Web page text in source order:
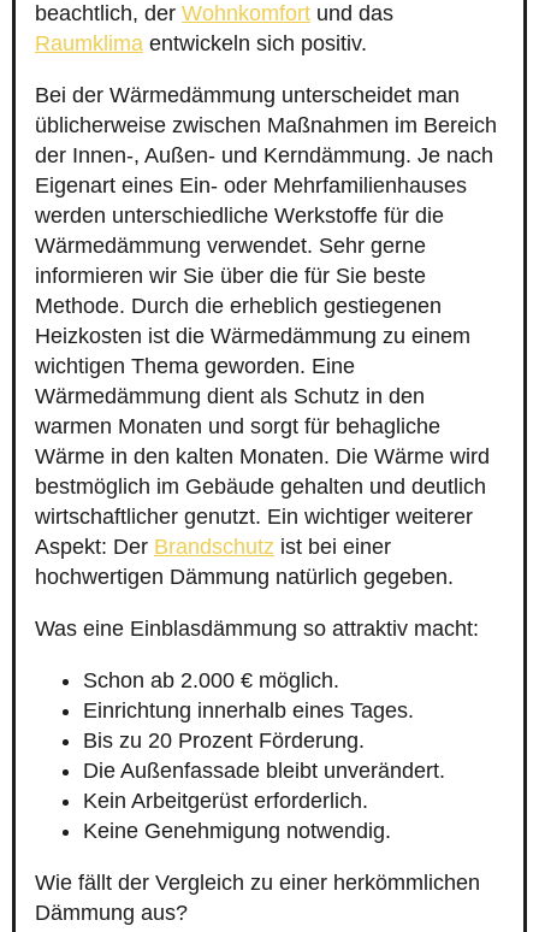
beachtlich, der Wohnkomfort und das
Raumklima entwickeln sich positiv.
Bei der Wärmedämmung unterscheidet man
üblicherweise zwischen Maßnahmen im Bereich
der Innen-, Außen- und Kerndämmung. Je nach
Eigenart eines Ein- oder Mehrfamilienhauses
werden unterschiedliche Werkstoffe für die
Wärmedämmung verwendet. Sehr gerne
informieren wir Sie über die für Sie beste
Methode. Durch die erheblich gestiegenen
Heizkosten ist die Wärmedämmung zu einem
wichtigen Thema geworden. Eine
Wärmedämmung dient als Schutz in den
warmen Monaten und sorgt für behagliche
Wärme in den kalten Monaten. Die Wärme wird
bestmöglich im Gebäude gehalten und deutlich
wirtschaftlicher genutzt. Ein wichtiger weiterer
Aspekt: Der Brandschutz ist bei einer
hochwertigen Dämmung natürlich gegeben.
Was eine Einblasdämmung so attraktiv macht:
Schon ab 2.000 € möglich.
Einrichtung innerhalb eines Tages.
Bis zu 20 Prozent Förderung.
Die Außenfassade bleibt unverändert.
Kein Arbeitgerüst erforderlich.
Keine Genehmigung notwendig.
Wie fällt der Vergleich zu einer herkömmlichen
Dämmung aus?